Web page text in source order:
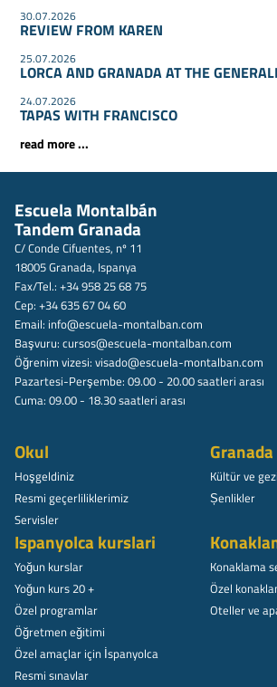
30.07.2026
REVIEW FROM KAREN
25.07.2026
LORCA AND GRANADA AT THE
24.07.2026
TAPAS WITH FRANCISCO
read more ...
Escuela Montalbán
Tandem Granada
C/ Conde Cifuentes, nº 11
18005 Granada, Ispanya
Fax/Tel.: +34 958 25 68 75
Cep: +34 635 67 04 60
Email: info@escuela-montalban.com
Başvuru: cursos@escuela-montalban.com
Öğrenim vizesi: visado@escuela-montalban.com
Pazartesi-Perşembe: 09.00 - 20.00 saatleri arası
Cuma: 09.00 - 18.30 saatleri arası
Okul
Hoşgeldiniz
Resmi geçerliliklerimiz
Servisler
Granada
Kültür ve
Șenlikler
Ispanyolca kurslari
Yoğun kurslar
Yoğun kurs 20 +
Özel programlar
Öğretmen eğitimi
Özel amaçlar için İspanyolca
Resmi sınavlar
Konaklama
Özel
Oteller ve